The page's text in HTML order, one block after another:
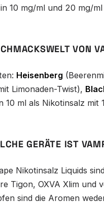
10 mg/ml und 20 mg/
VON
Heisenberg
Limonaden-Twist),
10 ml als Nikotinsalz
GERÄTE IST
Nikotinsalz Liquids
Tigon, OXVA Xlim und
sind die Aromen